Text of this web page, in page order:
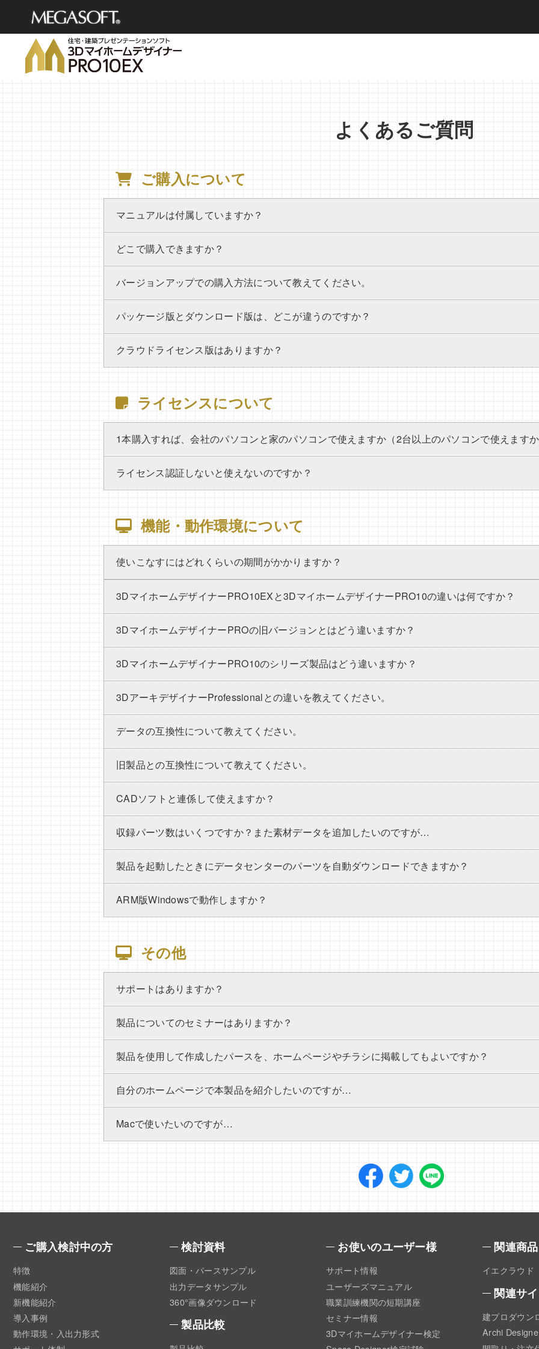
メガソフト
株式会社
よくあるご質問
ご購入について
マニュアルは付属していますか？
どこで購入できますか？
バージョンアップでの購入方法について教えてください。
パッケージ版とダウンロード版は、どこが違うのですか？
クラウドライセンス版はありますか？
ライセンスについて
1本購入すれば、会社のパソコンと家のパソコンで使えますか（2台以上のパソコンで使えます
ライセンス認証しないと使えないのですか？
機能・動作環境について
使いこなすにはどれくらいの期間がかかりますか？
3DマイホームデザイナーPRO10EXと3DマイホームデザイナーPRO10の違いは何ですか？
3DマイホームデザイナーPROの旧バージョンとはどう違いますか？
3DマイホームデザイナーPRO10のシリーズ製品はどう違いますか？
3DアーキデザイナーProfessionalとの違いを教えてください。
データの互換性について教えてください。
旧製品との互換性について教えてください。
CADソフトと連係して使えますか？
収録パーツ数はいくつですか？また素材データを追加したいのですが…
製品を起動したときにデータセンターのパーツを自動ダウンロードできますか？
ARM版Windowsで動作しますか？
その他
サポートはありますか？
製品についてのセミナーはありますか？
製品を使用して作成したパースを、ホームページやチラシに掲載してもよいですか？
自分のホームページで本製品を紹介したいのですが…
Macで使いたいのですが…
ご購入検討中の方
特徴
機能紹介
新機能紹介
導入事例
動作環境・入出力形式
検討資料
図面・パースサンプル
出力データサンプル
360°画像ダウンロード
製品比較
お使いのユーザー様
サポート情報
ユーザーズマニュアル
職業訓練機関の短期講座
セミナー情報
3Dマイホームデザイナー検定
関連商品
イエクラウド
関連サ
建プロダウン
Archi